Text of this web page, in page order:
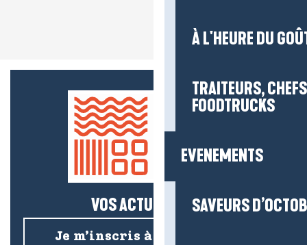
À L'HEURE DU
TRAITEURS,
FOODTRUCKS
EVENEMENTS
SAVEURS
VOS ACTUS SALÉES !
Je m’inscris à la newsletter